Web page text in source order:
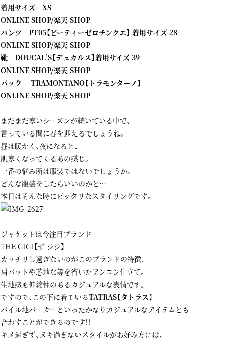
着用サイズ XS
ONLINE SHOP/楽天 SHOP
パンツ PT05【ピーティーゼロチンクエ】 着用サイズ 28
ONLINE SHOP/楽天 SHOP
靴 DOUCAL’S【デュカルス】着用サイズ 39
ONLINE SHOP/楽天 SHOP
バック TRAMONTANO【トラモンターノ】
ONLINE SHOP/楽天 SHOP
まだまだ寒いシーズンが続いている中で、
言っている間に春を迎えるでしょうね。
昼は暖かく、夜になると、
肌寒くなってくるあの感じ。
一番の悩み所は服装ではないでしょうか。
どんな服装をしたらいいのかと…
本日はそんな時にピッタリなスタイリングです。
ジャケットは今注目ブランド
THE GIGI【ザ ジジ】
カッチリし過ぎないのがこのブランドの特徴、
肩パットや芯地な等を省いたアンコン仕立て。
生地感も伸縮性のあるカジュアルな表情です。
ですので、この下に着ているTATRAS【タトラス】
パイル地パーカーといったかなりカジュアルなアイテムとも
合わすことができるのです！！
キメ過ぎず、ヌキ過ぎないスタイルがお好み方には、